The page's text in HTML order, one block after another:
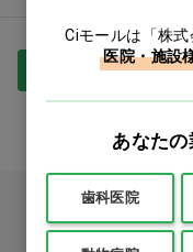
最初
カタロ
Ciモールは「株
医院・施設
あなた
歯科医院